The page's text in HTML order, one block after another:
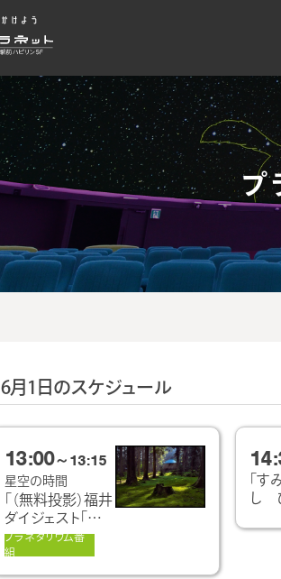
プ
6月1日のスケジュール
13:00～13:15
星空の時間
「（無料投影）福井
ダイジェスト「初
夏 そぞろ歩き」」
プラネタリウム番
組
「
し
り」